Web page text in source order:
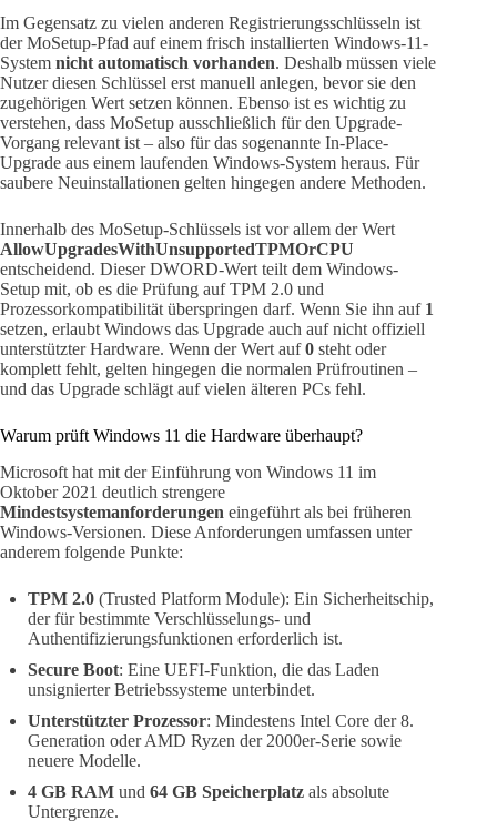
Im Gegensatz zu vielen anderen Registrierungsschlüsseln ist
der MoSetup-Pfad auf einem frisch installierten Windows-11-
System nicht automatisch vorhanden. Deshalb müssen viele
Nutzer diesen Schlüssel erst manuell anlegen, bevor sie den
zugehörigen Wert setzen können. Ebenso ist es wichtig zu
verstehen, dass MoSetup ausschließlich für den Upgrade-
Vorgang relevant ist – also für das sogenannte In-Place-
Upgrade aus einem laufenden Windows-System heraus. Für
saubere Neuinstallationen gelten hingegen andere Methoden.
Innerhalb des MoSetup-Schlüssels ist vor allem der Wert
AllowUpgradesWithUnsupportedTPMOrCPU
entscheidend. Dieser DWORD-Wert teilt dem Windows-
Setup mit, ob es die Prüfung auf TPM 2.0 und
Prozessorkompatibilität überspringen darf. Wenn Sie ihn auf 1
setzen, erlaubt Windows das Upgrade auch auf nicht offiziell
unterstützter Hardware. Wenn der Wert auf0 steht oder
komplett fehlt, gelten hingegen die normalen Prüfroutinen –
und das Upgrade schlägt auf vielen älteren PCs fehl.
Warum prüft Windows 11 die Hardware überhaupt?
Microsoft hat mit der Einführung von Windows 11 im
Oktober 2021 deutlich strengere
Mindestsystemanforderungen eingeführt als bei früheren
Windows-Versionen. Diese Anforderungen umfassen unter
anderem folgende Punkte:
TPM 2.0 (Trusted Platform Module): Ein Sicherheitschip,
der für bestimmte Verschlüsselungs- und
Authentifizierungsfunktionen erforderlich ist.
Secure Boot: Eine UEFI-Funktion, die das Laden
unsignierter Betriebssysteme unterbindet.
Unterstützter Prozessor: Mindestens Intel Core der 8.
Generation oder AMD Ryzen der 2000er-Serie sowie
neuere Modelle.
4 GB RAM und 64 GB Speicherplatz als absolute
Untergrenze.